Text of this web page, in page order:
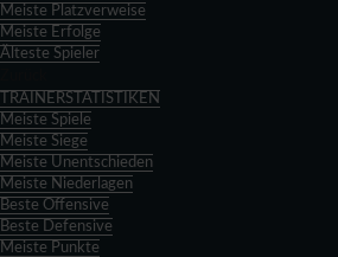
Meiste Platzverweise
Meiste Erfolge
Älteste Spieler
TRAINERSTATISTIKEN
Meiste Spiele
Meiste Siege
Meiste Unentschieden
Meiste Niederlagen
Beste Offensive
Beste Defensive
Meiste Punkte